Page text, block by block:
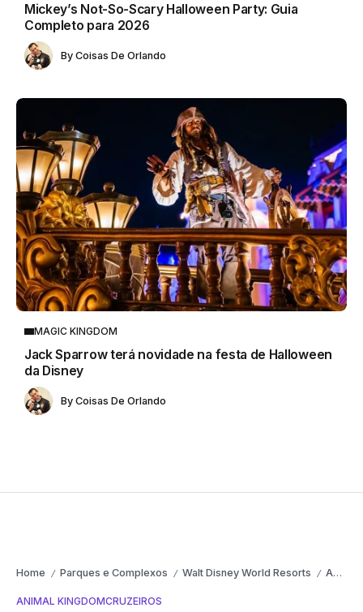
Mickey’s Not-So-Scary Halloween Party: Guia
Completo para 2026
By Coisas De Orlando
MAGIC KINGDOM
Jack Sparrow terá novidade na festa de Halloween
da Disney
By Coisas De Orlando
Home / Parques e Complexos / Walt Disney World Resorts / Animal Kingdom
ANIMAL KINGDOMCRUZEIROS